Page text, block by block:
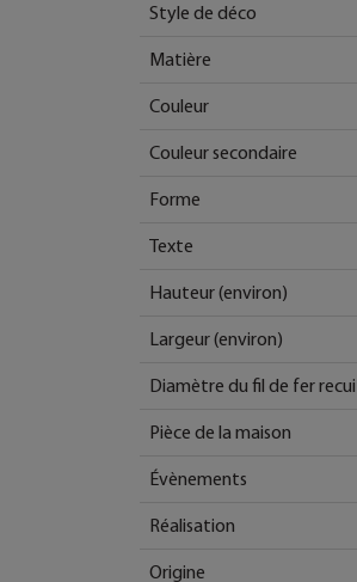
Style de déco
Matière
Couleur
Couleur secondaire
Forme
Texte
Hauteur (environ)
Largeur (environ)
Diamètre du fil de fer
Pièce de la maison
Évènements
Réalisation
Origine